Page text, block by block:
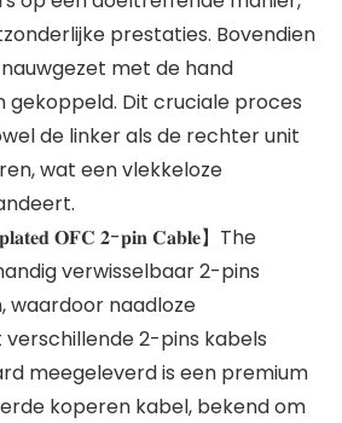
prestaties. Bovendien
met de hand
gekoppeld. Dit cruciale proces
de linker als de rechter unit
wat een vlekkeloze
𝐩𝐥𝐚𝐭𝐞𝐝 𝐎𝐅𝐂 𝟐-𝐩𝐢𝐧 𝐂𝐚𝐛𝐥𝐞】The
verwisselbaar 2-pins
waardoor naadloze
2-pins kabels
meegeleverd is een premium
koperen kabel, bekend om